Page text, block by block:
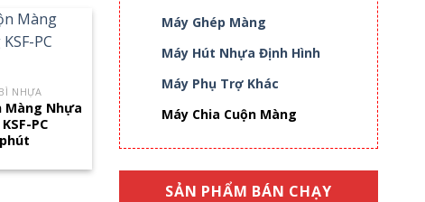
NHỰA
Màng Nhựa
PC
Máy Ghép Màng
Máy Hút Nhựa Định Hình
Máy Phụ Trợ Khác
Máy Chia Cuộn Màng
SẢN PHẨM BÁN CHẠY